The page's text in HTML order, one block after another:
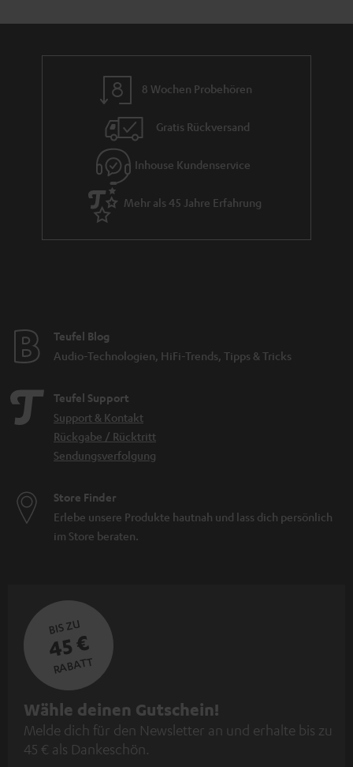
r
a
n
8 Wochen Probehören
Gratis Rückversand
Inhouse Kundenservice
Mehr als 45 Jahre Erfahrung
Teufel Blog
Audio-Technologien, HiFi-Trends, Tipps & Tricks
Teufel Support
Support & Kontakt
Rückgabe / Rücktritt
Sendungsverfolgung
Store Finder
Erlebe unsere Produkte hautnah und lass dich persönlich
im Store beraten.
BIS ZU
45 €
RABATT
N
e
w
Wähle deinen Gutschein!
Melde dich für den Newsletter an und erhalte bis zu
45 € als Dankeschön.